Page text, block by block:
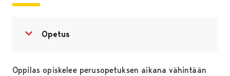
Avaa valikko
Sulje valikko
Opetus
Oppilas opiskelee perusopetuksen aikana vähintään